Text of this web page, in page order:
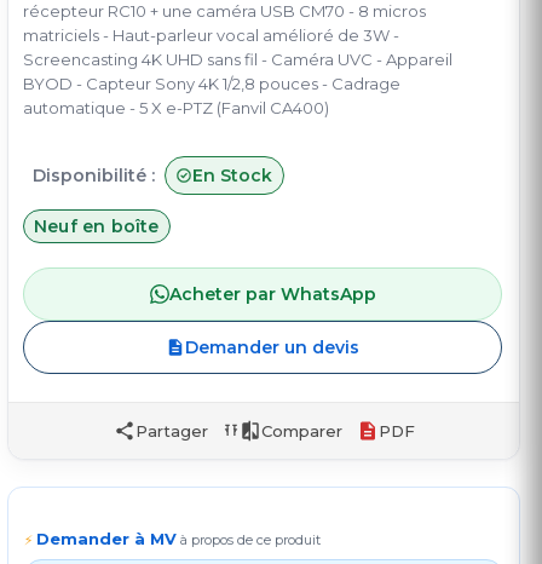
récepteur RC10 + une caméra USB CM70 - 8 micros
matriciels - Haut-parleur vocal amélioré de 3W -
Screencasting 4K UHD sans fil - Caméra UVC - Appareil
BYOD - Capteur Sony 4K 1/2,8 pouces - Cadrage
automatique - 5 X e-PTZ (Fanvil CA400)
Disponibilité : En Stock
Neuf en boîte
Acheter par WhatsApp
Demander un devis
Partager Comparer PDF
⚡ Demander à MV à propos de ce produit